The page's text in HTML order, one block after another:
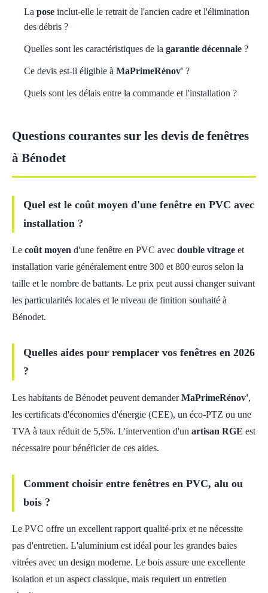
La pose inclut-elle le retrait de l'ancien cadre et l'élimination
des débris ?
Quelles sont les caractéristiques de la garantie décennale ?
Ce devis est-il éligible à MaPrimeRénov' ?
Quels sont les délais entre la commande et l'installation ?
Questions courantes sur les devis de fenêtres
à Bénodet
Quel est le coût moyen d'une fenêtre en PVC avec
installation ?
Le coût moyen d'une fenêtre en PVC avec double vitrage et
installation varie généralement entre 300 et 800 euros selon la
taille et le nombre de battants. Le prix peut aussi changer suivant
les particularités locales et le niveau de finition souhaité à
Bénodet.
Quelles aides pour remplacer vos fenêtres en 2026
?
Les habitants de Bénodet peuvent demanderMaPrimeRénov',
les certificats d'économies d'énergie (CEE), un éco-PTZ ou une
TVA à taux réduit de 5,5%. L'intervention d'un artisan RGE est
nécessaire pour bénéficier de ces aides.
Comment choisir entre fenêtres en PVC, alu ou
bois ?
Le PVC offre un excellent rapport qualité-prix et ne nécessite
pas d'entretien. L'aluminium est idéal pour les grandes baies
vitrées avec un design moderne. Le bois assure une excellente
isolation et un aspect classique, mais requiert un entretien